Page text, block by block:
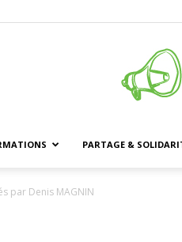
PARTAGE &
par Denis MAGNIN